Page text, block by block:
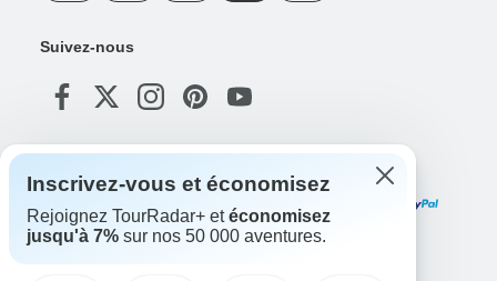
Suivez-nous
Inscrivez-vous et économisez
Rejoignez TourRadar+ etéconomisez
jusqu'à 7% sur nos 50 000 aventures.